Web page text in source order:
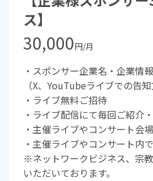
ス】
30,000円/月
・スポンサー企業名・企業情
（X、YouTubeライブでの告知
・ライブ無料ご招待
・ライブ配信にて毎回ご紹介
・主催ライブやコンサート会
・主催ライブやコンサート内
※ネットワークビジネス、宗
いただいております。